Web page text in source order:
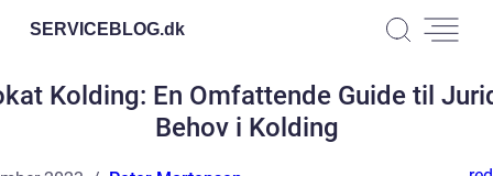
SERVICEBLOG.dk
Kolding: En Omfattende Guide til
Behov i Kolding